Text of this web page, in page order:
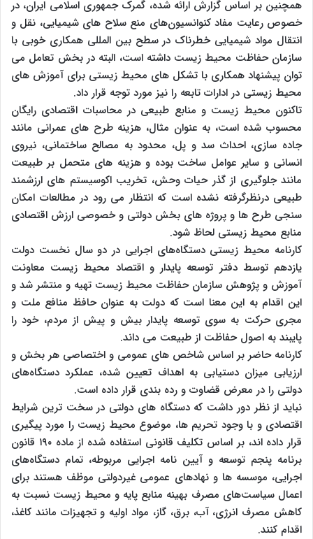
همچنین بر اساس گزارش ارائه شده، گمرک جمهوری اسلامی ‌ایران، در
خصوص رعایت مفاد کنوانسیون‌های منع سلاح‌ های شیمیایی، نقل و
انتقال مواد شیمیایی خطرناک در سطح بین‌ المللی همکاری خوبی با
سازمان حفاظت محیط زیست داشته است، البته در بخش تعامل می‌
‌توان پیشنهاد همکاری با تشکل ‌های محیط‌ زیستی برای آموزش‌ های
محیط ‌زیستی در ادارات تابعه را نیز مورد توجه قرار داد.
تاکنون محیط زیست و منابع طبیعی در محاسبات اقتصادی رایگان
محسوب شده است، به عنوان مثال، هزینه طرح‌ های عمرانی مانند
جاده سازی، احداث سد و پل، محدود به مصالح ساختمانی، نیروی
انسانی و سایر عوامل ساخت بوده و هزینه ‌های متحمل بر طبیعت
مانند جلوگیری از گذر حیات وحش، تخریب اکوسیستم ‌های ارزشمند
طبیعی درنظرگرفته نشده است که انتظار می ‌‌رود در مطالعات امکان
سنجی طرح‌ ها و پروژه ‌های بخش دولتی و خصوصی ارزش اقتصادی
منابع محیط‌ زیستی لحاظ شود.
کارنامه محیط زیستی دستگاه‌های اجرایی در دو سال نخست دولت
یازدهم توسط دفتر توسعه پایدار و اقتصاد محیط زیست معاونت
آموزش و پژوهش سازمان حفاظت محیط زیست تهیه و منتشر شد و
این اقدام به این معنا است که دولت به عنوان حافظ منافع ملت و
مجری حرکت به سوی توسعه پایدار بیش و پیش از مردم، خود را
پایبند به اصول حفاظت از طبیعت می داند.
کارنامه حاضر بر اساس شاخص‌ های عمومی و اختصاصی هر بخش و
ارزیابی میزان دستیابی به اهداف تعیین شده، عملکرد دستگاه‌های
دولتی را در معرض قضاوت و رده‌ بندی قرار داده است.
نباید از نظر دور داشت که دستگاه‌ های دولتی در سخت ‌ترین شرایط
اقتصادی و با وجود تحریم ‌ها، موضوع محیط زیست را مورد پیگیری
قرار داده ‌اند، بر اساس تکلیف قانونی استفاده شده از ماده ۱۹۰ قانون
برنامه پنجم توسعه و آیین ‌نامه اجرایی مربوطه، تمام دستگاه‌های
اجرایی، موسسه ها و نهادهای عمومی غیردولتی موظف هستند برای
اعمال سیاست‌های مصرف بهینه منابع پایه و محیط زیست نسبت به
کاهش مصرف انرژی، آب، برق، گاز، مواد اولیه و تجهیزات مانند کاغذ،
اقدام کنند.